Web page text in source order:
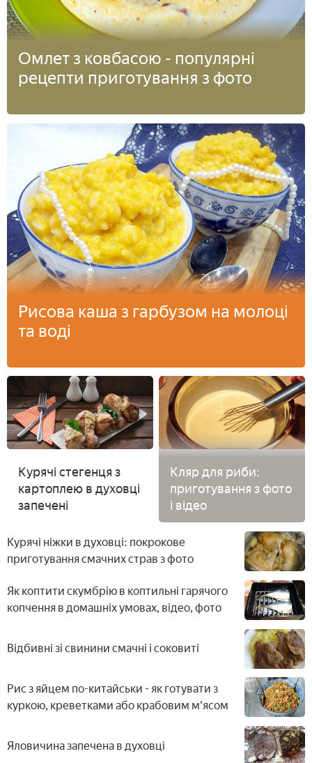
Омлет з ковбасою - популярні
рецепти приготування з фото
Рисова каша з гарбузом на молоці
та воді
Курячі стегенця з
картоплею в духовці
запечені
Кляр для риби:
приготування з фото
і відео
Курячі ніжки в духовці: покрокове
приготування смачних страв з фото
Як коптити скумбрію в коптильні гарячого
копчення в домашніх умовах, відео, фото
Відбивні зі свинини смачні і соковиті
Рис з яйцем по-китайськи - як готувати з
куркою, креветками або крабовим м'ясом
Яловичина запечена в духовці